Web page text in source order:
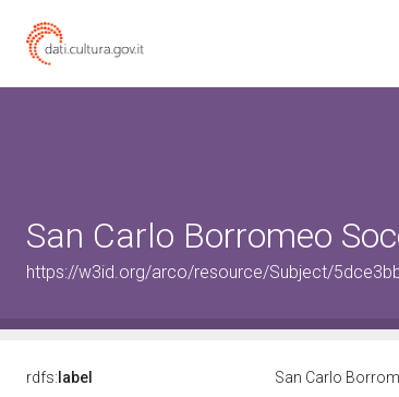
San Carlo Borromeo
https://w3id.org/arco/resource/Subject/
rdfs: label San Carlo